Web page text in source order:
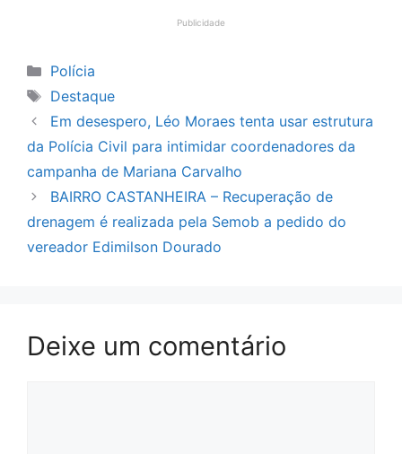
Publicidade
Categorias
Polícia
Tags
Destaque
Em desespero, Léo Moraes tenta usar estrutura
da Polícia Civil para intimidar coordenadores da
campanha de Mariana Carvalho
BAIRRO CASTANHEIRA – Recuperação de
drenagem é realizada pela Semob a pedido do
vereador Edimilson Dourado
Deixe um comentário